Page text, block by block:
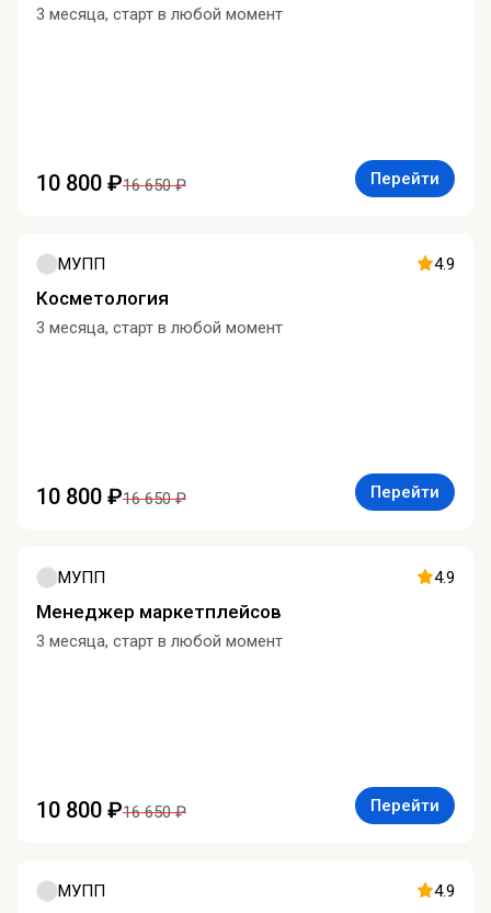
3 месяца, старт в любой момент
10 800 ₽16 650 ₽ Перейти
МУПП 4.9
Косметология
3 месяца, старт в любой момент
10 800 ₽16 650 ₽ Перейти
МУПП 4.9
Менеджер маркетплейсов
3 месяца, старт в любой момент
10 800 ₽16 650 ₽ Перейти
МУПП 4.9